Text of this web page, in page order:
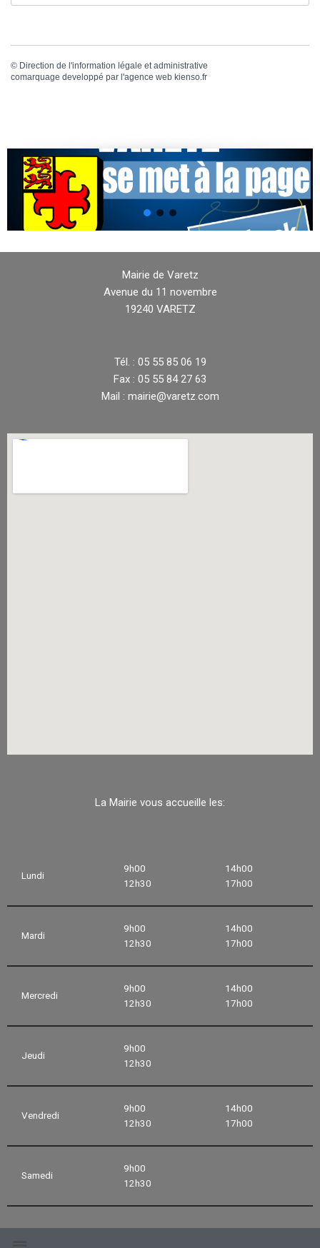
© Direction de l'information légale et administrative
comarquage developpé par l'agence web kienso.fr
Mairie de Varetz
Avenue du 11 novembre
19240 VARETZ
Tél. : 05 55 85 06 19
Fax : 05 55 84 27 63
Mail : mairie@varetz.com
La Mairie vous accueille les:
Lundi
9h00
12h30
14h00
17h00
Mardi
9h00
12h30
14h00
17h00
Mercredi
9h00
12h30
14h00
17h00
Jeudi
9h00
12h30
Vendredi
9h00
12h30
14h00
17h00
Samedi
9h00
12h30